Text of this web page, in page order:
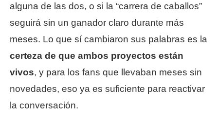
alguna de las dos, o si la “carrera de caballos”
seguirá sin un ganador claro durante más
meses. Lo que sí cambiaron sus palabras es la
certeza de que ambos proyectos están
vivos, y para los fans que llevaban meses sin
novedades, eso ya es suficiente para reactivar
la conversación.